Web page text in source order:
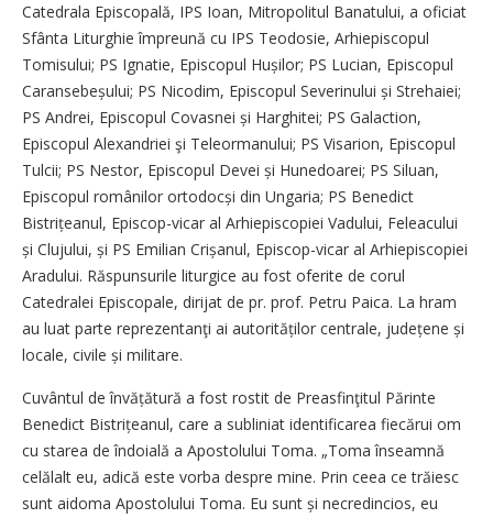
Catedrala Episcopală, IPS Ioan, Mitropolitul Banatului, a oficiat
Sfânta Liturghie împreună cu IPS Teodosie, Arhiepiscopul
Tomisului; PS Ignatie, Episcopul Hușilor; PS Lucian, Episcopul
Caransebeșului; PS Nicodim, Episcopul Severinului și Strehaiei;
PS Andrei, Episcopul Covasnei și Harghitei; PS Galaction,
Episcopul Alexandriei şi Teleormanului; PS Visarion, Episcopul
Tulcii; PS Nestor, Episcopul Devei și Hunedoarei; PS Siluan,
Episcopul românilor ortodocși din Ungaria; PS Benedict
Bistrițeanul, Episcop-vicar al Arhi­episcopiei Vadului, Feleacului
și Clujului, și PS Emilian Crișanul, Episcop-vicar al Arhiepiscopiei
Aradului. Răspunsurile liturgice au fost oferite de corul
Catedralei Episcopale, dirijat de pr. prof. Petru Paica. La hram
au luat parte reprezentanţi ai autorităților centrale, județene și
locale, civile și militare.
Cuvântul de învățătură a fost rostit de Preasfinţitul Părinte
Benedict Bistrițeanul, care a subliniat identificarea fiecărui om
cu starea de îndoială a Apostolului Toma. „Toma înseamnă
celălalt eu, adică este vorba despre mine. Prin ceea ce trăiesc
sunt aidoma Apostolului Toma. Eu sunt și necredincios, eu